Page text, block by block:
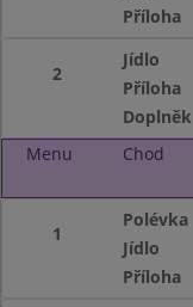
Příloha
2
Jídlo
Příloha
Doplněk
Menu
Chod
1
Polévka
Jídlo
Příloha